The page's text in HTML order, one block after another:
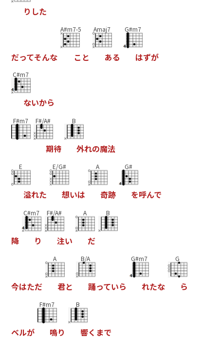
り した
だってそんな
A#m7-5
こ と
Amaj7
ある
G#m7
はずが
C#m7
ないから
F#m7 F#/A#
期待
B
外れの魔法
E
溢れた
E/G#
想いは
A
奇跡
G#
を呼んで
降
C#m7
り
F#/A#
注い
A
だ
B
今はただ
A
君と
B/A
踊っていら
G#m7
れたな
G
ら
ベルが
F#m7
鳴り
B
響く まで